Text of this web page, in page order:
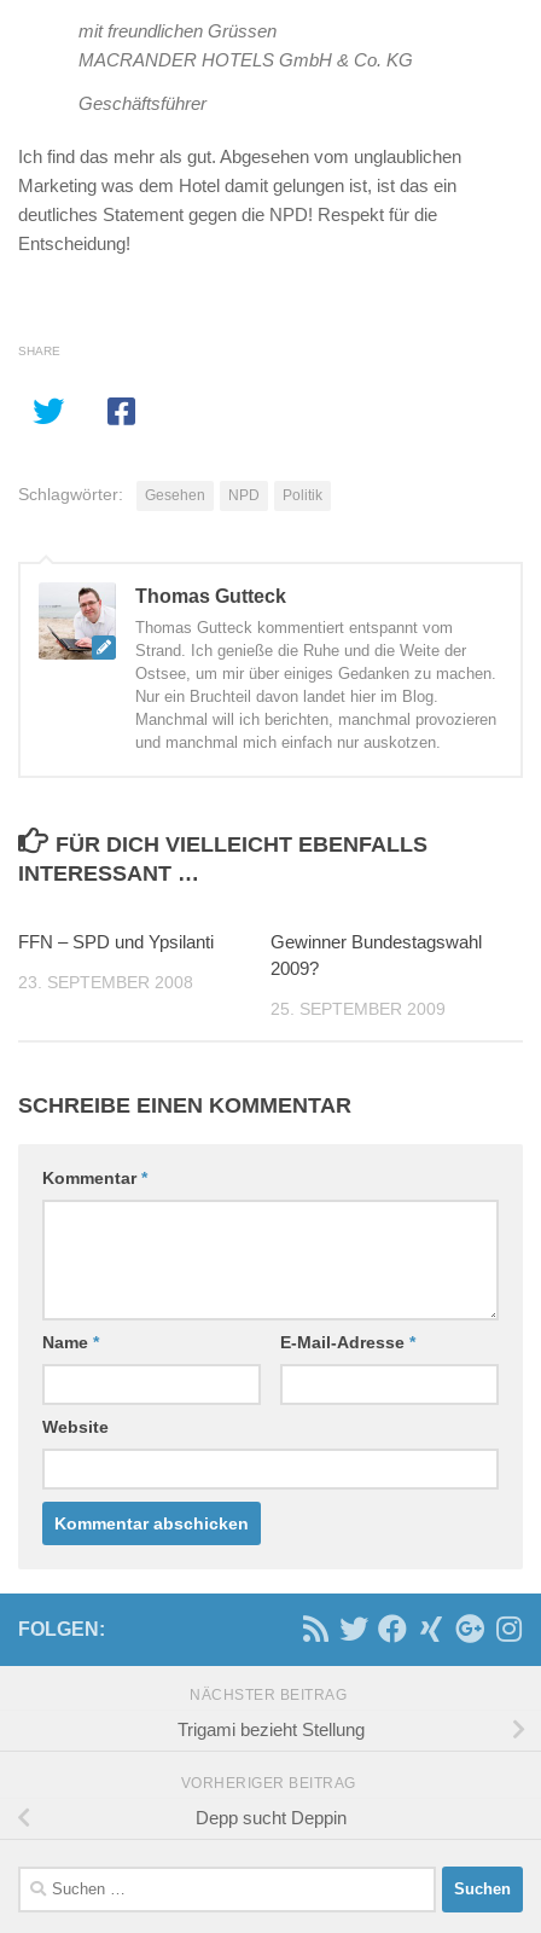
mit freundlichen Grüssen
MACRANDER HOTELS GmbH & Co. KG
Geschäftsführer
Ich find das mehr als gut. Abgesehen vom unglaublichen
Marketing was dem Hotel damit gelungen ist, ist das ein
deutliches Statement gegen die NPD! Respekt für die
Entscheidung!
SHARE
Schlagwörter: Gesehen NPD Politik
Thomas Gutteck
Thomas Gutteck kommentiert entspannt vom
Strand. Ich genieße die Ruhe und die Weite der
Ostsee, um mir über einiges Gedanken zu machen.
Nur ein Bruchteil davon landet hier im Blog.
Manchmal will ich berichten, manchmal provozieren
und manchmal mich einfach nur auskotzen.
FÜR DICH VIELLEICHT EBENFALLS
INTERESSANT …
FFN – SPD und Ypsilanti
23. SEPTEMBER 2008
Gewinner Bundestagswahl
2009?
25. SEPTEMBER 2009
SCHREIBE EINEN KOMMENTAR
Kommentar*
Name * E-Mail-Adresse *
Website
FOLGEN:
NÄCHSTER BEITRAG
Trigami bezieht Stellung
VORHERIGER BEITRAG
Depp sucht Deppin
Suchen
nach: